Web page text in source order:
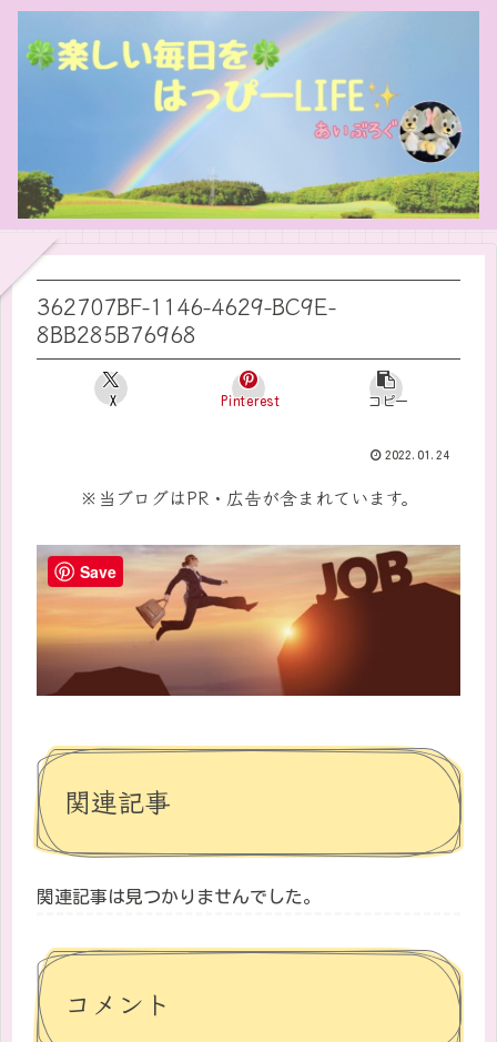
362707BF-1146-4629-BC9E-
8BB285B76968
X Pinterest コピー
2022.01.24
※当ブログはPR・広告が含まれています。
関連記事
関連記事は見つかりませんでした。
コメント
Save